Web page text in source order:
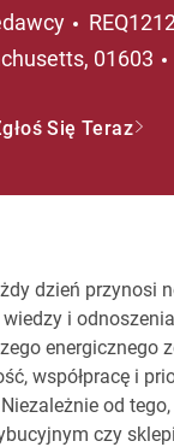
01603
Się Teraz
dzień przynosi
i
energicznego
współpracę i
od
czy